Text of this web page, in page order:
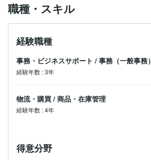
職種・スキル
経験職種
事務・ビジネスサポート / 事務（一般事務）
経験年数 :3年
物流・購買 / 商品・在庫管理
経験年数 :4年
得意分野